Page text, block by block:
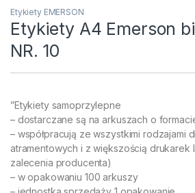
Etykiety EMERSON
Etykiety A4 Emerson
NR. 10
”Etykiety samoprzylepne
– dostarczane są na arkuszach o
– współpracują ze wszystkimi rodzajami
atramentowych i z większością drukarek
zalecenia producenta)
– w opakowaniu 100 arkuszy